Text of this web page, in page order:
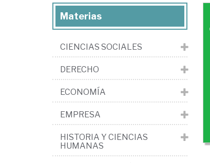
Materias
CIENCIAS SOCIALES
DERECHO
ECONOMÍA
EMPRESA
HISTORIA Y CIENCIAS
HUMANAS